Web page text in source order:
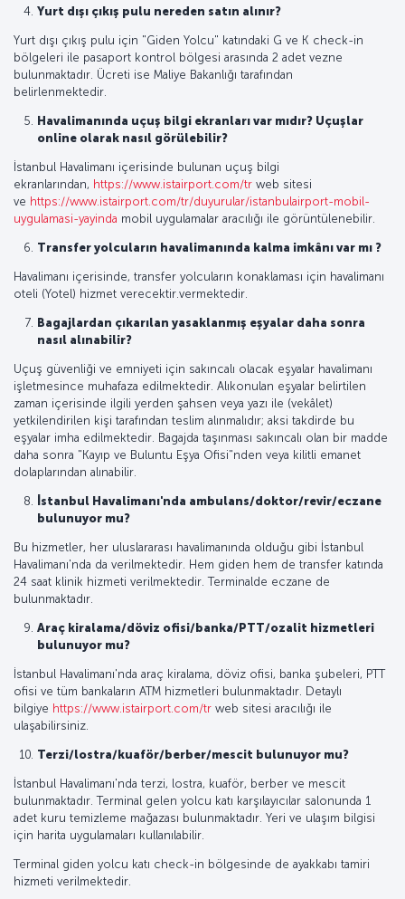
Yurt dışı çıkış pulu nereden satın alınır?
Yurt dışı çıkış pulu için "Giden Yolcu" katındaki G ve K check-in
bölgeleri ile pasaport kontrol bölgesi arasında 2 adet vezne
bulunmaktadır. Ücreti ise Maliye Bakanlığı tarafından
belirlenmektedir.
Havalimanında uçuş bilgi ekranları var mıdır? Uçuşlar
online olarak nasıl görülebilir?
İstanbul Havalimanı içerisinde bulunan uçuş bilgi
ekranlarından, https://www.istairport.com/tr web sitesi
ve https://www.istairport.com/tr/duyurular/istanbulairport-mobil-
uygulamasi-yayinda mobil uygulamalar aracılığı ile görüntülenebilir.
Transfer yolcuların havalimanında kalma imkânı var mı ?
Havalimanı içerisinde, transfer yolcuların konaklaması için havalimanı
oteli (Yotel) hizmet verecektir.vermektedir.
Bagajlardan çıkarılan yasaklanmış eşyalar daha sonra
nasıl alınabilir?
Uçuş güvenliği ve emniyeti için sakıncalı olacak eşyalar havalimanı
işletmesince muhafaza edilmektedir. Alıkonulan eşyalar belirtilen
zaman içerisinde ilgili yerden şahsen veya yazı ile (vekâlet)
yetkilendirilen kişi tarafından teslim alınmalıdır; aksi takdirde bu
eşyalar imha edilmektedir. Bagajda taşınması sakıncalı olan bir madde
daha sonra "Kayıp ve Buluntu Eşya Ofisi"nden veya kilitli emanet
dolaplarından alınabilir.
İstanbul Havalimanı'nda ambulans/doktor/revir/eczane
bulunuyor mu?
Bu hizmetler, her uluslararası havalimanında olduğu gibi İstanbul
Havalimanı'nda da verilmektedir. Hem giden hem de transfer katında
24 saat klinik hizmeti verilmektedir. Terminalde eczane de
bulunmaktadır.
Araç kiralama/döviz ofisi/banka/PTT/ozalit hizmetleri
bulunuyor mu?
İstanbul Havalimanı'nda araç kiralama, döviz ofisi, banka şubeleri, PTT
ofisi ve tüm bankaların ATM hizmetleri bulunmaktadır. Detaylı
bilgiye https://www.istairport.com/tr web sitesi aracılığı ile
ulaşabilirsiniz.
Terzi/lostra/kuaför/berber/mescit bulunuyor mu?
İstanbul Havalimanı'nda terzi, lostra, kuaför, berber ve mescit
bulunmaktadır. Terminal gelen yolcu katı karşılayıcılar salonunda 1
adet kuru temizleme mağazası bulunmaktadır. Yeri ve ulaşım bilgisi
için harita uygulamaları kullanılabilir.
Terminal giden yolcu katı check-in bölgesinde de ayakkabı tamiri
hizmeti verilmektedir.